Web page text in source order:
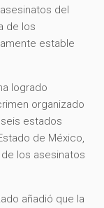
del
de los
estable
logrado
organizado
estados
de México,
los asesinatos
añadió que la